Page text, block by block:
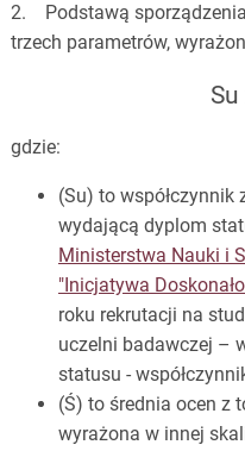
2. Podstawą
trzech parametrów,
Su
gdzie:
(Su) to
wydającą dyplom
Ministerstwa Nauki i
"Inicjatywa
roku rekrutacji na
uczelni badawczej –
statusu -
(Ś) to średnia ocen z
wyrażona w innej